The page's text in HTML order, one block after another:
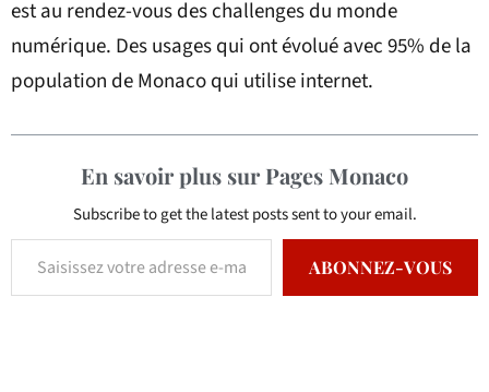
est au rendez-vous des challenges du monde
numérique. Des usages qui ont évolué avec 95% de la
population de Monaco qui utilise internet.
En savoir plus sur Pages Monaco
Subscribe to get the latest posts sent to your email.
ABONNEZ-VOUS